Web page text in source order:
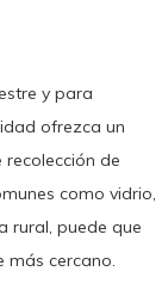
y para
ofrezca un
de
como vidrio,
rural, puede que
más cercano.